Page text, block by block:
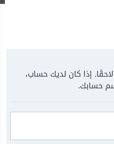
إذا كان لديك حساب،
حسابك.